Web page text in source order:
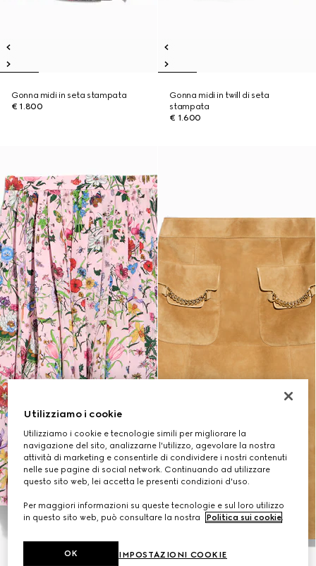
Gonna midi in seta stampata
€ 1.800
Gonna midi in twill di seta
stampata
€ 1.600
Utilizziamo i cookie
Utilizziamo i cookie e tecnologie simili per migliorare la
navigazione del sito, analizzarne l'utilizzo, agevolare la nostra
attività di marketing e consentirle di condividere i nostri contenuti
nelle sue pagine di social network. Continuando ad utilizzare
questo sito web, lei accetta le presenti condizioni d'uso.
Per maggiori informazioni su queste tecnologie e sul loro utilizzo
in questo sito web, può consultare la nostra
Politica sui cookie.
IMPOSTAZIONI COOKIE
OK